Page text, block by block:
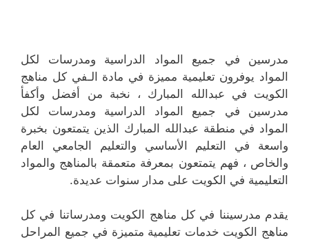
مدرسين في جميع المواد الدراسية ومدرسات لكل
المواد يوفرون تعليمية مميزة في مادة الـفي كل مناهج
الكويت في عبدالله المبارك ، نخبة من أفضل وأكفأ
مدرسين في جميع المواد الدراسية ومدرسات لكل
المواد في منطقة عبدالله المبارك الذين يتمتعون بخبرة
واسعة في التعليم الأساسي والتعليم الجامعي العام
والخاص ، فهم يتمتعون بمعرفة متعمقة بالمناهج والمواد
التعليمية في الكويت على مدار سنوات عديدة.
يقدم مدرسيننا في كل مناهج الكويت ومدرساتنا في كل
مناهج الكويت خدمات تعليمية متميزة في جميع المراحل